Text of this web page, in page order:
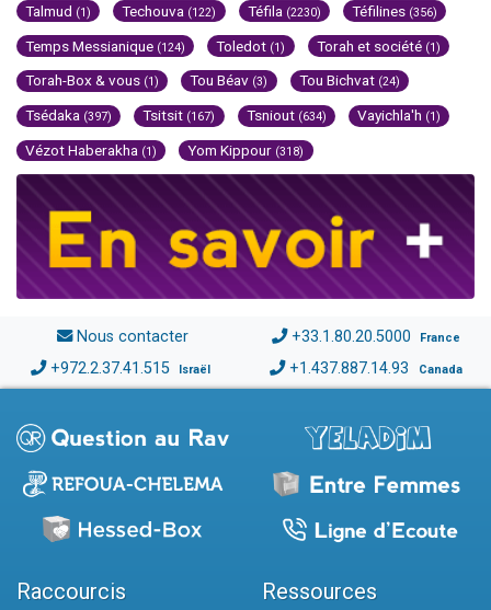
Talmud (1) Techouva (122) Téfila (2230) Téfilines (356)
Temps Messianique (124) Toledot (1) Torah et société (1)
Torah-Box & vous (1) Tou Béav (3) Tou Bichvat (24)
Tsédaka (397) Tsitsit (167) Tsniout (634) Vayichla'h (1)
Vézot Haberakha (1) Yom Kippour (318)
Nous contacter +33.1.80.20.5000 France
+972.2.37.41.515 Israël +1.437.887.14.93 Canada
Raccourcis Ressources